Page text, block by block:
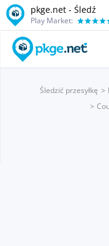
pkge.net - Śledź
Play Market:
Śledzić przesyłkę